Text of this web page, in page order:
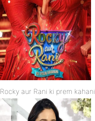
Rocky aur Rani ki prem